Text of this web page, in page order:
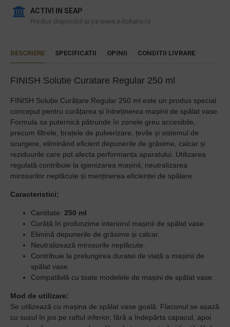
ACTIVI IN SEAP
Produs disponibil si pe www.e-licitatie.ro
DESCRIERE SPECIFICATII OPINII CONDITII LIVRARE
FINISH Solutie Curatare Regular 250 ml
FINISH Soluție Curățare Regular 250 ml este un produs special
conceput pentru curățarea și întreținerea mașinii de spălat vase.
Formula sa puternică pătrunde în zonele greu accesibile,
precum filtrele, brațele de pulverizare, țevile și sistemul de
scurgere, eliminând eficient depunerile de grăsime, calcar și
reziduurile care pot afecta performanța aparatului. Utilizarea
regulată contribuie la igienizarea mașinii, neutralizarea
mirosurilor neplăcute și menținerea eficienței de spălare.
Caracteristici:
Cantitate: 250 ml
Curăță în profunzime interiorul mașinii de spălat vase.
Elimină depunerile de grăsime și calcar.
Neutralizează mirosurile neplăcute.
Contribuie la prelungirea duratei de viață a mașinii de
spălat vase.
Compatibilă cu toate modelele de mașini de spălat vase.
Mod de utilizare:
Se utilizează cu mașina de spălat vase goală. Flaconul se așază
cu susul în jos pe raftul inferior, fără a îndepărta capacul, apoi